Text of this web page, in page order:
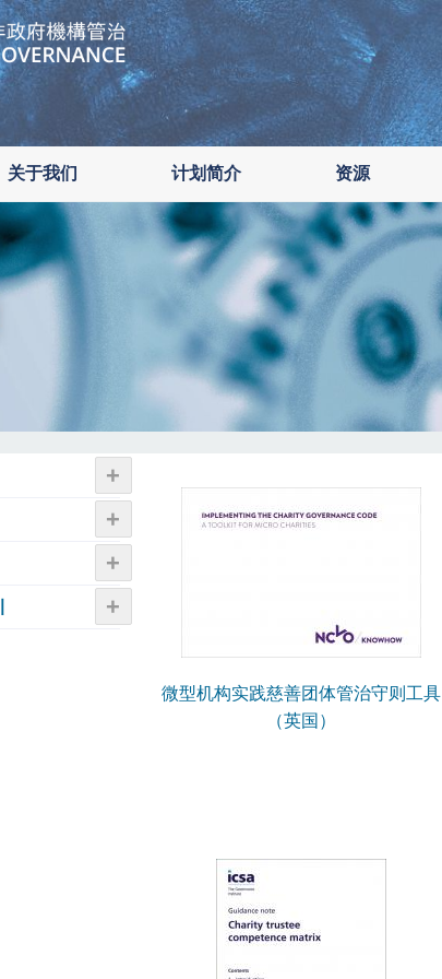
关于我们 计划简介 资源
+
+
+
+
微型机构实践慈善团体管治守则工具
（英国）